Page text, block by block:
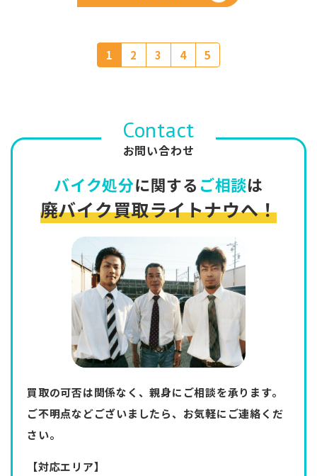
1 2 3 4 5
Contact
お問い合わせ
バイク処分に関する ご相談は
廃バイク買取ライトナウへ！
買取の可否は関係なく、親身にご相談を承ります。
ご不明点などございましたら、お気軽にご連絡くだ
さい。
【対応エリア】